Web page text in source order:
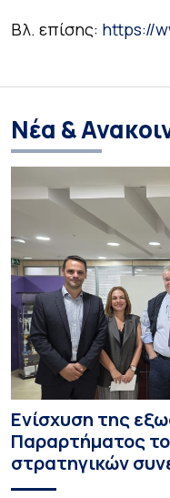
Βλ. επίσης: https://
Νέα &
Ενίσχυση της
Παραρτήματος
στρατηγικών